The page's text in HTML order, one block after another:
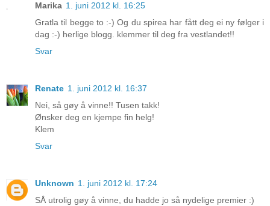
Marika 1. juni 2012 kl. 16:25
Gratla til begge to :-) Og du spirea har fått deg ei ny følger i
dag :-) herlige blogg. klemmer til deg fra vestlandet!!
Svar
Renate 1. juni 2012 kl. 16:37
Nei, så gøy å vinne!! Tusen takk!
Ønsker deg en kjempe fin helg!
Klem
Svar
Unknown 1. juni 2012 kl. 17:24
SÅ utrolig gøy å vinne, du hadde jo så nydelige premier :)